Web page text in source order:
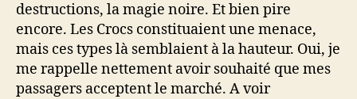
destructions, la magie noire. Et bien pire
encore. Les Crocs constituaient une menace,
mais ces types là semblaient à la hauteur. Oui, je
me rappelle nettement avoir souhaité que mes
passagers acceptent le marché. A voir